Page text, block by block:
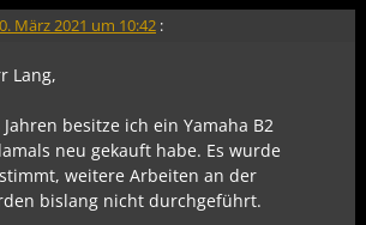
März 2021 um 10:42 :
Lang,
besitze ich ein Yamaha B2
neu gekauft habe. Es wurde
weitere Arbeiten an der
bislang nicht durchgeführt.